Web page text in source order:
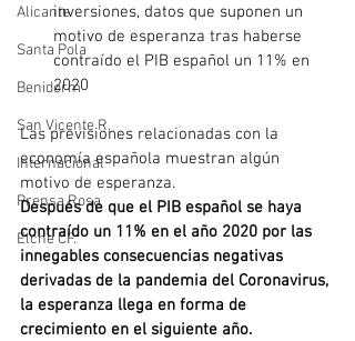
Alicante
Santa Pola
Benidorm
San Vicente R.
Internacional
Prensa Rosa
Elche CF.
inversiones, datos que suponen un
motivo de esperanza tras haberse
contraído el PIB español un 11% en
2020
Las previsiones relacionadas con la
economía española muestran algún
motivo de esperanza.
Después de que el PIB español se haya
contraído un 11% en el año 2020 por las
innegables consecuencias negativas
derivadas de la pandemia del Coronavirus,
la esperanza llega en forma de
crecimiento en el siguiente año.